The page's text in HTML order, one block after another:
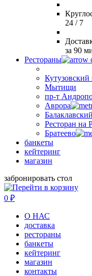
24 / 7
за 90
Рестораны
Кутузовский
Мытищи
пр-т
Аврора
Ресторан на
Братеево
банкеты
кейтеринг
магазин
забронировать стол
0 ₽
О НАС
доставка
рестораны
банкеты
кейтеринг
магазин
контакты